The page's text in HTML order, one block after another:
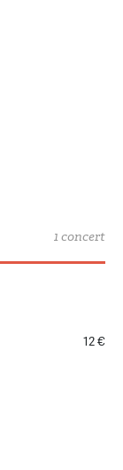
1 concert
12 €